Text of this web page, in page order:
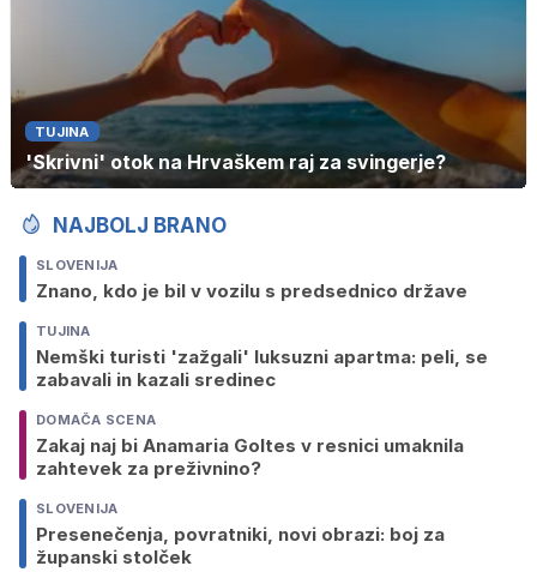
TUJINA
'Skrivni' otok na Hrvaškem raj za svingerje?
NAJBOLJ BRANO
SLOVENIJA
Znano, kdo je bil v vozilu s predsednico države
TUJINA
Nemški turisti 'zažgali' luksuzni apartma: peli, se
zabavali in kazali sredinec
DOMAČA SCENA
Zakaj naj bi Anamaria Goltes v resnici umaknila
zahtevek za preživnino?
SLOVENIJA
Presenečenja, povratniki, novi obrazi: boj za
županski stolček